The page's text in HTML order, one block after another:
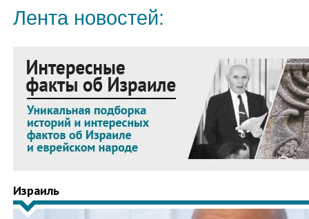
Лента новостей:
Израиль